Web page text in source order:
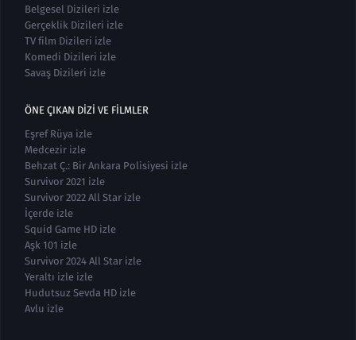
Belgesel Dizileri izle
Gerçeklik Dizileri izle
TV film Dizileri izle
Komedi Dizileri izle
Savaş Dizileri izle
ÖNE ÇIKAN DIZI VE FILMLER
Eşref Rüya izle
Medcezir izle
Behzat Ç.: Bir Ankara Polisiyesi izle
Survivor 2021 izle
Survivor 2022 All Star izle
İçerde izle
Squid Game HD izle
Aşk 101 izle
Survivor 2024 All Star izle
Yeraltı izle izle
Hudutsuz Sevda HD izle
Avlu izle